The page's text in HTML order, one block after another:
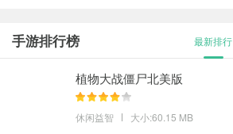
手游排行榜 最新排行
植物大战僵尸北美版
休闲益智 大小:60.15 MB